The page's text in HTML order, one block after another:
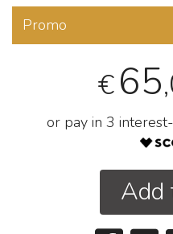
Promo
€65
or pay in 3
Add